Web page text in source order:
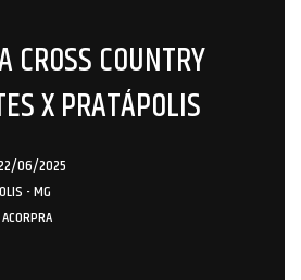
CROSS COUNTRY
X PRATÁPOLIS
22/06/2025
- MG